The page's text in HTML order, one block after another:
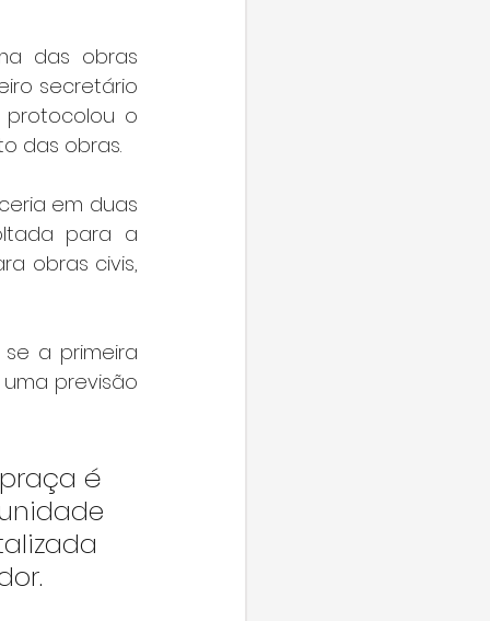
das obras
secretário
das obras.
em duas
para a
obras civis,
a primeira
previsão
é